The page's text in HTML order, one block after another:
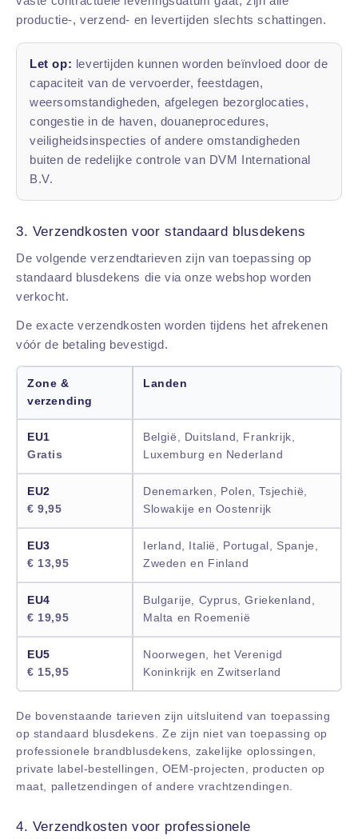
productie-, verzend- en levertijden slechts schattingen.
Let op: levertijden kunnen worden beïnvloed door de
capaciteit van de vervoerder, feestdagen,
weersomstandigheden, afgelegen bezorglocaties,
congestie in de haven, douaneprocedures,
veiligheidsinspecties of andere omstandigheden
buiten de redelijke controle van DVM International
B.V.
3. Verzendkosten voor standaard blusdekens
De volgende verzendtarieven zijn van toepassing op
standaard blusdekens die via onze webshop worden
verkocht.
De exacte verzendkosten worden tijdens het afrekenen
vóór de betaling bevestigd.
Zone &
verzending
Landen
EU1
Gratis
België, Duitsland, Frankrijk,
Luxemburg en Nederland
EU2
€ 9,95
Denemarken, Polen, Tsjechië,
Slowakije en Oostenrijk
EU3
€ 13,95
Ierland, Italië, Portugal, Spanje,
Zweden en Finland
EU4
€ 19,95
Bulgarije, Cyprus, Griekenland,
Malta en Roemenië
EU5
€ 15,95
Noorwegen, het Verenigd
Koninkrijk en Zwitserland
De bovenstaande tarieven zijn uitsluitend van toepassing
op standaard blusdekens. Ze zijn niet van toepassing op
professionele brandblusdekens, zakelijke oplossingen,
private label-bestellingen, OEM-projecten, producten op
maat, palletzendingen of andere vrachtzendingen.
4. Verzendkosten voor professionele